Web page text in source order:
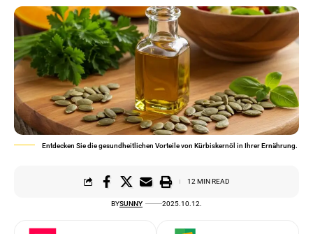
Entdecken Sie die gesundheitlichen Vorteile von Kürbiskernöl in Ihrer Ernährung.
BYSUNNY 2025.10.12.
12 MIN READ